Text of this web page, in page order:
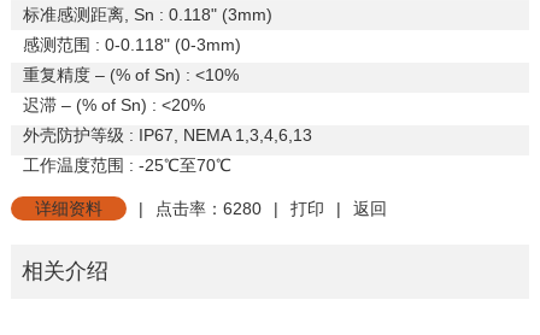
标准感测距离, Sn : 0.118" (3mm)
感测范围 : 0-0.118" (0-3mm)
重复精度– (% of Sn) : <10%
迟滞– (% of Sn) : <20%
外壳防护等级 : IP67, NEMA 1,3,4,6,13
工作温度范围 : -25℃至70℃
详细资料 | 点击率：6280 | 打印 | 返回
相关介绍